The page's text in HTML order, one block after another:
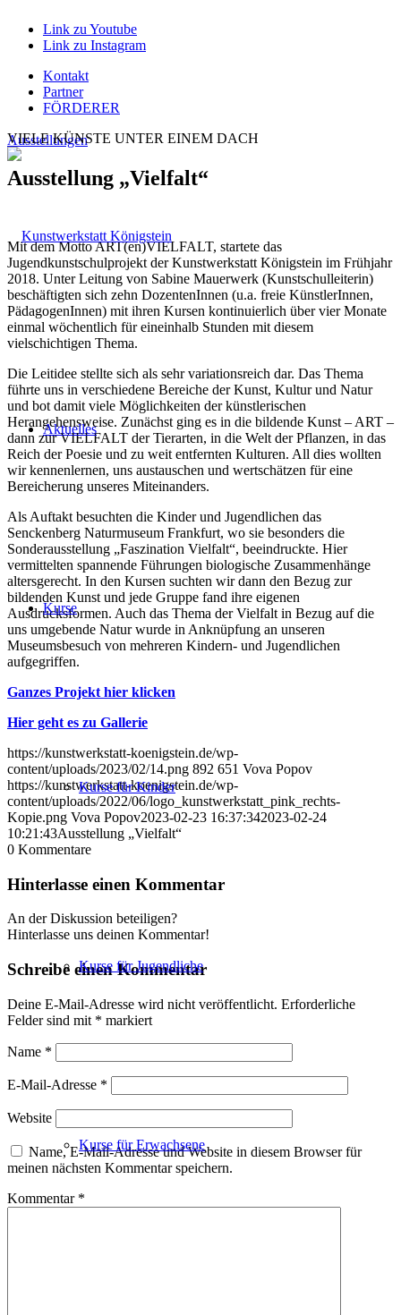
Link zu Youtube
Link zu Instagram
Kontakt
Partner
FÖRDERER
VIELE KÜNSTE UNTER EINEM DACH
Aktuelles
Kurse
Kurse für Kinder
Kurse für Jugendliche
Kurse für Erwachsene
Ausstellungen
Ausstellung „Vielfalt“
Mit dem Motto ART(en)VIELFALT, startete das
Jugendkunstschulprojekt der Kunstwerkstatt Königstein im Frühjahr
2018. Unter Leitung von Sabine Mauerwerk (Kunstschulleiterin)
beschäftigten sich zehn DozentenInnen (u.a. freie KünstlerInnen,
PädagogenInnen) mit ihren Kursen kontinuierlich über vier Monate
einmal wöchentlich für eineinhalb Stunden mit diesem
vielschichtigen Thema.
Die Leitidee stellte sich als sehr variationsreich dar. Das Thema
führte uns in verschiedene Bereiche der Kunst, Kultur und Natur
und bot damit viele Möglichkeiten der künstlerischen
Herangehensweise. Zunächst ging es in die bildende Kunst – ART –
dann zur VIELFALT der Tierarten, in die Welt der Pflanzen, in das
Reich der Poesie und zu weit entfernten Kulturen. All dies wollten
wir kennenlernen, uns austauschen und wertschätzen für eine
Bereicherung unseres Miteinanders.
Als Auftakt besuchten die Kinder und Jugendlichen das
Senckenberg Naturmuseum Frankfurt, wo sie besonders die
Sonderausstellung „Faszination Vielfalt“, beeindruckte. Hier
vermittelten spannende Führungen biologische Zusammenhänge
altersgerecht. In den Kursen suchten wir dann den Bezug zur
bildenden Kunst und jede Gruppe fand ihre eigenen
Ausdrucksformen. Auch das Thema der Vielfalt in Bezug auf die
uns umgebende Natur wurde in Anknüpfung an unseren
Museumsbesuch von mehreren Kindern- und Jugendlichen
aufgegriffen.
Ganzes Projekt hier klicken
Hier geht es zu Gallerie
https://kunstwerkstatt-koenigstein.de/wp-
content/uploads/2023/02/14.png 892 651 Vova Popov
https://kunstwerkstatt-koenigstein.de/wp-
content/uploads/2022/06/logo_kunstwerkstatt_pink_rechts-
Kopie.png Vova Popov2023-02-23 16:37:342023-02-24
10:21:43Ausstellung „Vielfalt“
0 Kommentare
Hinterlasse einen Kommentar
An der Diskussion beteiligen?
Hinterlasse uns deinen Kommentar!
Schreibe einen Kommentar
Deine E-Mail-Adresse wird nicht veröffentlicht. Erforderliche
Felder sind mit * markiert
Name *
E-Mail-Adresse *
Website
Name, E-Mail-Adresse und Website in diesem Browser für
meinen nächsten Kommentar speichern.
Kommentar *